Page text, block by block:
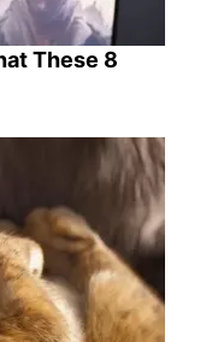
These 8